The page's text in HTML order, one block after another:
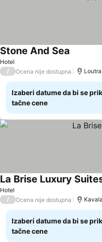
Hotel
Stone And Sea
/ Ocena nije dostupna
Izaberi datume da bi se
tačne cene
Hotel
La Brise Luxury
/ Ocena nije dostupna
Izaberi datume da bi se
tačne cene